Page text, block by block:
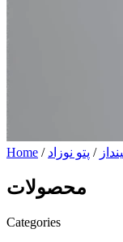
Home / / پتو نوزاد
محصولات
Categories